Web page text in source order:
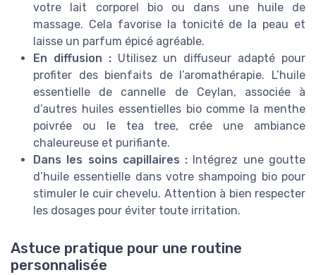
votre lait corporel bio ou dans une huile de
massage. Cela favorise la tonicité de la peau et
laisse un parfum épicé agréable.
En diffusion :Utilisez un diffuseur adapté pour
profiter des bienfaits de l’aromathérapie. L’huile
essentielle de cannelle de Ceylan, associée à
d’autres huiles essentielles bio comme la menthe
poivrée ou le tea tree, crée une ambiance
chaleureuse et purifiante.
Dans les soins capillaires : Intégrez une goutte
d’huile essentielle dans votre shampoing bio pour
stimuler le cuir chevelu. Attention à bien respecter
les dosages pour éviter toute irritation.
Astuce pratique pour une routine
personnalisée